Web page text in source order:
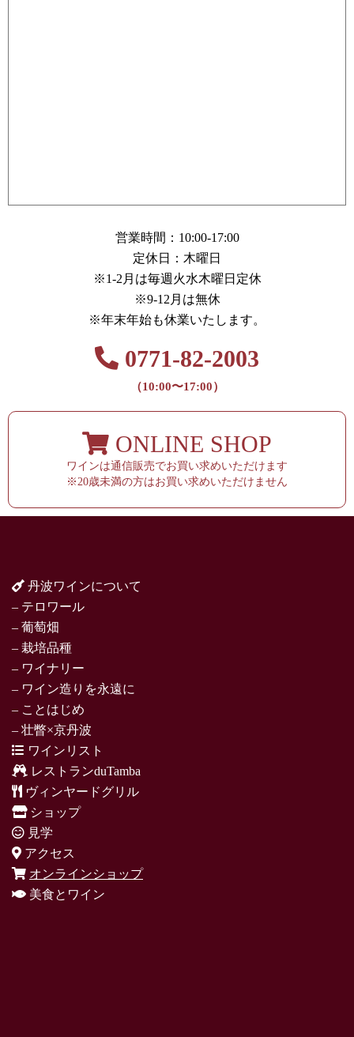
営業時間：10:00-17:00
定休日：木曜日
※1-2月は毎週火水木曜日定休
※9-12月は無休
※年末年始も休業いたします。
0771-82-2003
（10:00〜17:00）
ONLINE SHOP
ワインは通信販売でお買い求めいただけます
※20歳未満の方はお買い求めいただけません
丹波ワインについて
– テロワール
– 葡萄畑
– 栽培品種
– ワイナリー
– ワイン造りを永遠に
– ことはじめ
– 壮瞥×京丹波
ワインリスト
レストランduTamba
ヴィンヤードグリル
ショップ
見学
アクセス
オンラインショップ
美食とワイン